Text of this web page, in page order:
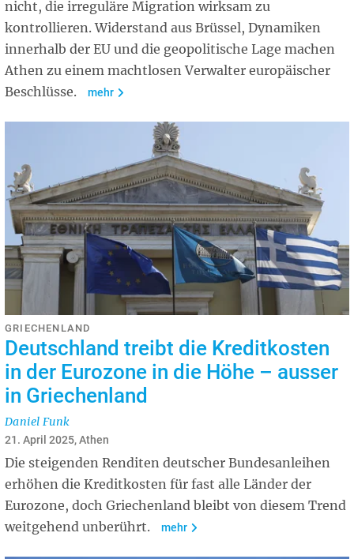
nicht, die irreguläre Migration wirksam zu
kontrollieren. Widerstand aus Brüssel, Dynamiken
innerhalb der EU und die geopolitische Lage machen
Athen zu einem machtlosen Verwalter europäischer
Beschlüsse.
mehr
GRIECHENLAND
Deutschland treibt die Kreditkosten
in der Eurozone in die Höhe – ausser
in Griechenland
Daniel Funk
21. April 2025, Athen
Die steigenden Renditen deutscher Bundesanleihen
erhöhen die Kreditkosten für fast alle Länder der
Eurozone, doch Griechenland bleibt von diesem Trend
weitgehend unberührt.
mehr